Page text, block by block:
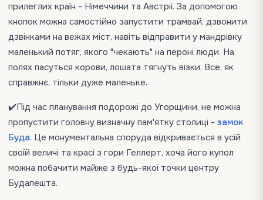
прилеглих країн - Німеччини та Австрії. За допомогою
кнопок можна самостійно запустити трамвай, дзвонити
дзвінками на вежах міст, навіть відправити у мандрівку
маленький потяг, якого "чекають" на пероні люди. На
полях пасуться корови, лошата тягнуть візки. Все, як
справжнє, тільки дуже маленьке.
✔️Під час планування подорожі до Угорщини, не можна
пропустити головну визначну пам'ятку столиці - замок
Буда. Це монументальна споруда відкривається в усій
своїй величі та красі з гори Геллерт, хоча його купол
можна побачити майже з будь-якої точки центру
Будапешта.